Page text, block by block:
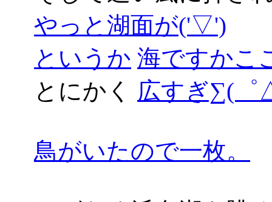
やっと湖面が('▽')
というか 海ですかこ
とにかく 広すぎ∑(゜
鳥がいたので一枚。